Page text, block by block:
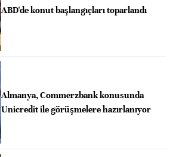
ABD'de konut başlangıçları toparlandı
Almanya, Commerzbank konusunda
Unicredit ile görüşmelere hazırlanıyor